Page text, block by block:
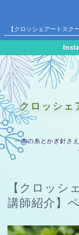
【クロッシェアートスク
クロッシ
一本の糸とかぎ針さ
【クロッシ
講師紹介】